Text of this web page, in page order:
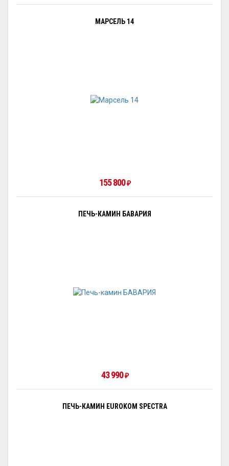
МАРСЕЛЬ 14
155 800 ₽
ПЕЧЬ-КАМИН БАВАРИЯ
43 990 ₽
ПЕЧЬ-КАМИН EUROKOM SPECTRA